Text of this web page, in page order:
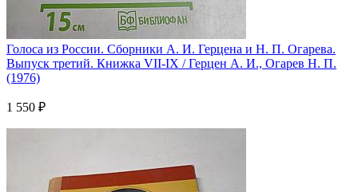
Голоса из России. Сборники А. И. Герцена и Н. П. Огарева.
Выпуск третий. Книжка VII-IX / Герцен А. И., Огарев Н. П.
(1976)
1 550 ₽